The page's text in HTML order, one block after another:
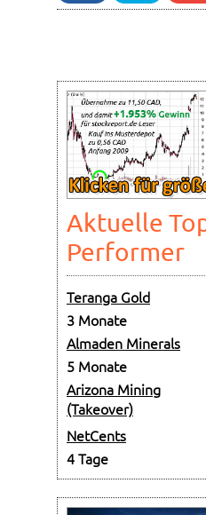
Aktuelle
Performer
Teranga Gold
3 Monate
Almaden Minerals
5 Monate
Arizona Mining
(Takeover)
NetCents
4 Tage